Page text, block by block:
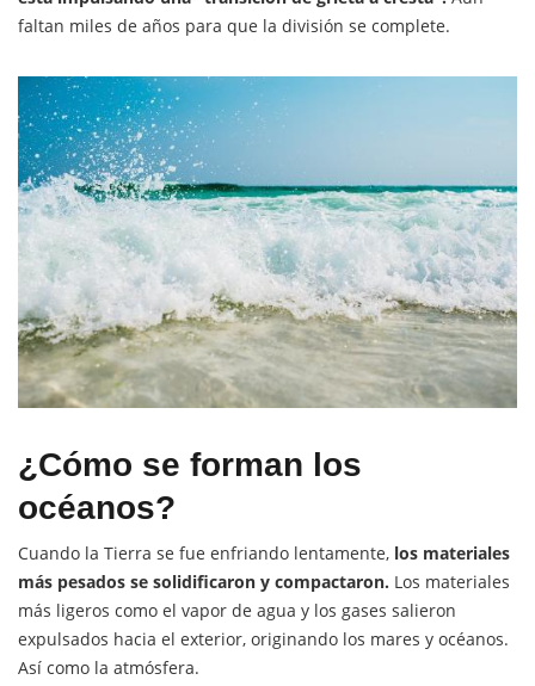
faltan miles de años para que la división se complete.
¿Cómo se forman los
océanos?
Cuando la Tierra se fue enfriando lentamente, los materiales
más pesados se solidificaron y compactaron. Los materiales
más ligeros como el vapor de agua y los gases salieron
expulsados hacia el exterior, originando los mares y océanos.
Así como la atmósfera.